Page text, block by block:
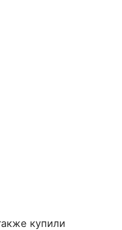
купили